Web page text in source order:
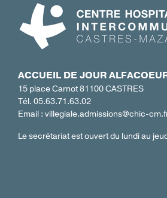
ACCUEIL DE JOUR
15 place Carnot 81100 CASTRES
Tél. 05.63.71.63.02
Email : villegiale.admissions@chic-
Le secrétariat est ouvert du lundi au